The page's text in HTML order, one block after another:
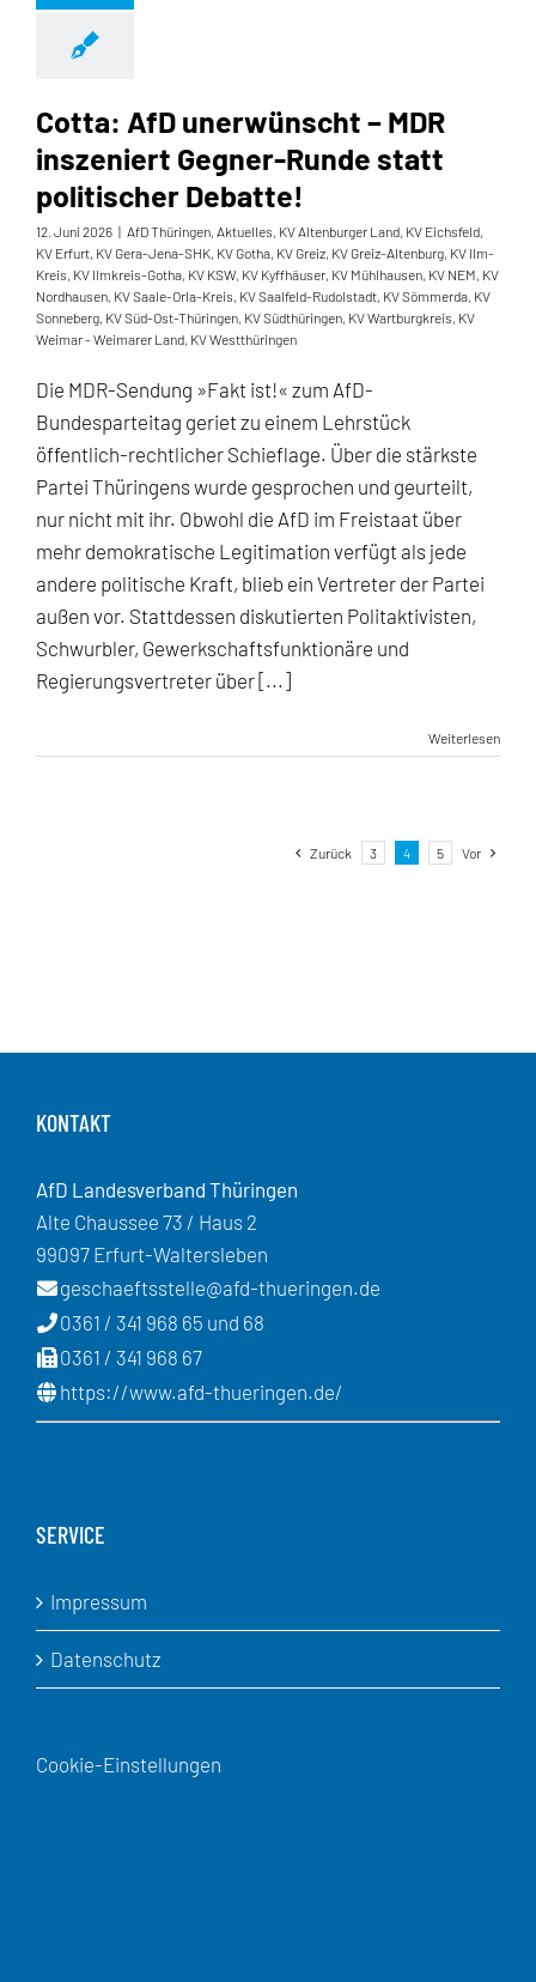
Cotta: AfD unerwünscht – MDR
inszeniert Gegner-Runde statt
politischer Debatte!
12. Juni 2026 | AfD Thüringen, Aktuelles, KV Altenburger Land, KV Eichsfeld,
KV Erfurt, KV Gera-Jena-SHK, KV Gotha, KV Greiz, KV Greiz-Altenburg, KV Ilm-
Kreis, KV Ilmkreis-Gotha, KV KSW, KV Kyffhäuser, KV Mühlhausen, KV NEM, KV
Nordhausen, KV Saale-Orla-Kreis, KV Saalfeld-Rudolstadt, KV Sömmerda, KV
Sonneberg, KV Süd-Ost-Thüringen, KV Südthüringen, KV Wartburgkreis, KV
Weimar - Weimarer Land, KV Westthüringen
Die MDR-Sendung »Fakt ist!« zum AfD-
Bundesparteitag geriet zu einem Lehrstück
öffentlich-rechtlicher Schieflage. Über die stärkste
Partei Thüringens wurde gesprochen und geurteilt,
nur nicht mit ihr. Obwohl die AfD im Freistaat über
mehr demokratische Legitimation verfügt als jede
andere politische Kraft, blieb ein Vertreter der Partei
außen vor. Stattdessen diskutierten Politaktivisten,
Schwurbler, Gewerkschaftsfunktionäre und
Regierungsvertreter über [...]
Weiterlesen
Zurück 3 4 5 Vor
KONTAKT
AfD Landesverband Thüringen
Alte Chaussee 73 / Haus 2
99097 Erfurt-Waltersleben
geschaeftsstelle@afd-thueringen.de
0361 / 341 968 65 und 68
0361 / 341 968 67
https://www.afd-thueringen.de/
SERVICE
Impressum
Datenschutz
Cookie-Einstellungen